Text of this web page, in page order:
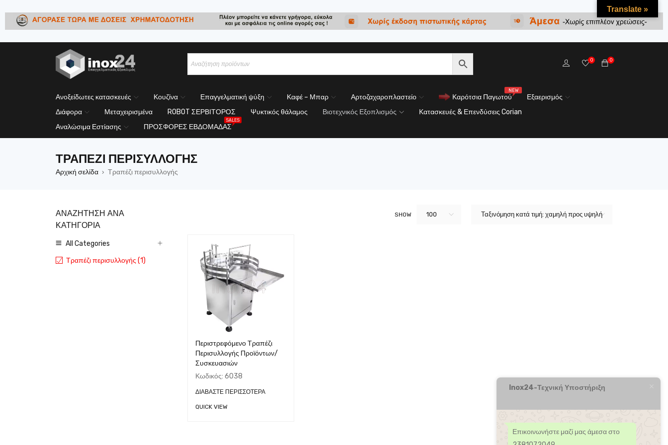
0
0
Ανοξείδωτες κατασκευές Κουζίνα Επαγγελματική ψύξη Καφέ – Μπαρ Αρτοζαχαροπλαστείο Καρότσια Παγωτού
NEW
Εξαερισμός
Διάφορα
Μεταχειρισμένα ROBOT ΣΕΡΒΙΤΟΡΟΣ Ψυκτικός θάλαμος Βιοτεχνικός Εξοπλισμός
Κατασκευές & Επενδύσεις Corian
Αναλώσιμα Εστίασης
ΠΡΟΣΦΟΡΕΣ ΕΒΔΟΜΑΔΑΣ
SALES
ΤΡΑΠΈΖΙ ΠΕΡΙΣΥΛΛΟΓΉΣ
Αρχική σελίδα › Τραπέζι περισυλλογής
ΑΝΑΖΗΤΗΣΗ ΑΝΑ
ΚΑΤΗΓΟΡΙΑ
All Categories
Τραπέζι περισυλλογής (1)
Ταξινόμηση κατά τιμή: χαμηλή προς υψηλή
SHOW 100
Περιστρεφόμενο Τραπέζι
Περισυλλογής Προϊόντων/
Συσκευασιών
Κωδικός: 6038
ΔΙΑΒΆΣΤΕ ΠΕΡΙΣΣΌΤΕΡΑ
QUICK VIEW
Translate »
Inox24-Τεχνική Υποστήριξη
Επικοινωνήστε μαζί μας άμεσα στο